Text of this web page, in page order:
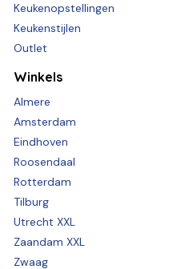
Keukenopstellingen
Keukenstijlen
Outlet
Winkels
Almere
Amsterdam
Eindhoven
Roosendaal
Rotterdam
Tilburg
Utrecht XXL
Zaandam XXL
Zwaag